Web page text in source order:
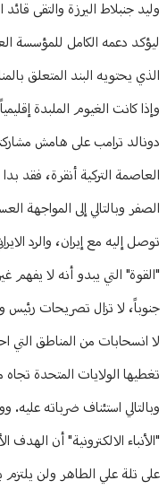
وليد جنبلاط اليرزة والتقى
ليؤكد دعمه الكامل للمؤسسة
الذي يحتويه البند المتعلق
وإذا كانت الغيوم الملبدة
دونالد ترامب على هامش
العاصمة التركية أنقرة، فقد
الصفر وبالتالي إلى المواجهة
توصل إليه مع إيران، والرد
"القوة" التي يبدو أنه لا يفهم
جنوباً، لا تزال تصريحات رئيس
لا انسحابات من المناطق التي
تغطيها الولايات المتحدة
وبالتالي استئناف ضرباته
"الأنباء الالكترونية" أن
على تلة علي الطاهر ولن يلتزم